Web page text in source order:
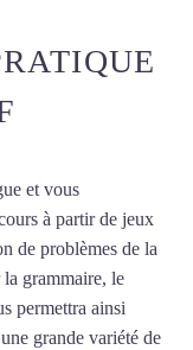
et vous
à partir de jeux
de problèmes de la
grammaire, le
permettra ainsi
grande variété de